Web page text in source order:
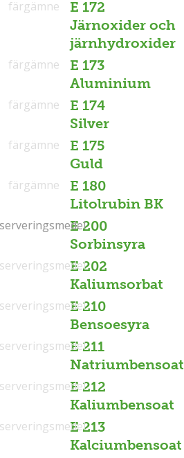
E 172
Järnoxider och
järnhydroxider
färgämne
E 173
Aluminium
färgämne
E 174
Silver
färgämne
E 175
Guld
färgämne
E 180
Litolrubin BK
färgämne
E 200
Sorbinsyra
E 202
Kaliumsorbat
E 210
Bensoesyra
E 211
Natriumbensoat
E 212
Kaliumbensoat
E 213
Kalciumbensoat